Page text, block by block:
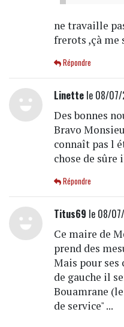
ne travaille
frerots ,çà me
Répondre
Linettele 08/07/
Des bonnes
Bravo
connaît pas l
chose de
Répondre
Titus69 le 08/
Ce maire de
prend des
Mais pour ses
de gauche il
Bouamrane
de service" ...